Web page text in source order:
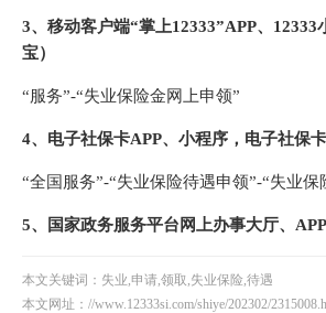
3、移动客户端“掌上12333”APP、12333
宝）
“服务”-“失业保险金网上申领”
4、电子社保卡APP、小程序，电子社保
“全国服务”-“失业保险待遇申领”-“失业保
5、国家政务服务平台网上办事大厅、
本文关键词：失业,申请,领取,失业保险,待遇
本文网址： //www.12333si.com/shiye/202302/